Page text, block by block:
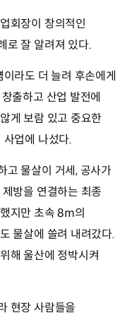
회장이 창의적인
로 잘 알려져 있다.
라도 더 늘려 후손에게
출하고 산업 발전에
게 보람 있고 중요한
사업에 나섰다.
고 물살이 거세, 공사가
방을 연결하는 최종
지만 초속 8m의
물살에 쓸려 내려갔다.
해 울산에 정박시켜
현장 사람들을